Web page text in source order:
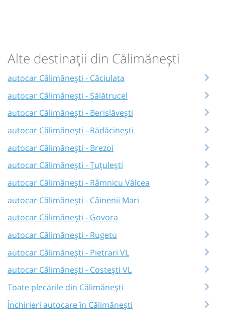
Alte destinații din Călimănești
autocar Călimănești - Căciulata
autocar Călimănești - Sălătrucel
autocar Călimănești - Berislăvești
autocar Călimănești - Rădăcinești
autocar Călimănești - Brezoi
autocar Călimănești - Țuțulești
autocar Călimănești - Râmnicu Vâlcea
autocar Călimănești - Câinenii Mari
autocar Călimănești - Govora
autocar Călimănești - Rugetu
autocar Călimănești - Pietrari VL
autocar Călimănești - Costești VL
Toate plecările din Călimănești
Închirieri autocare în Călimănești